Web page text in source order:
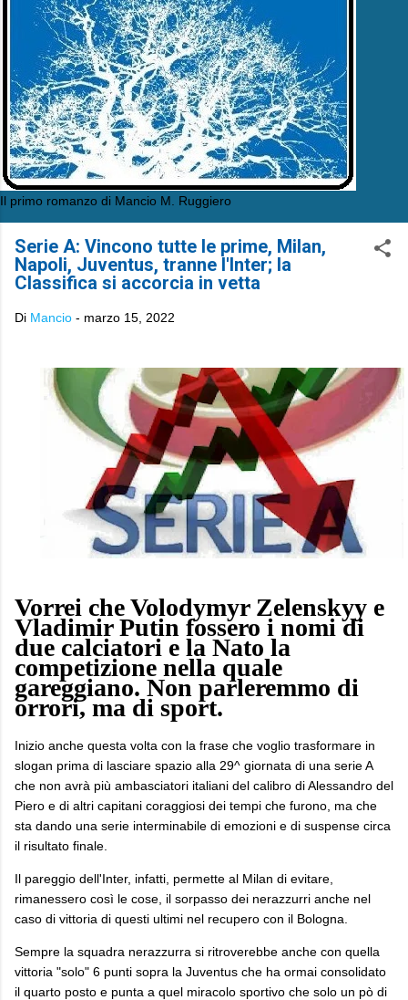
Il primo romanzo di Mancio M. Ruggiero
Serie A: Vincono tutte le prime, Milan,
Napoli, Juventus, tranne l'Inter; la
Classifica si accorcia in vetta
Di Mancio - marzo 15, 2022
Vorrei che Volodymyr Zelenskyy e
Vladimir Putin fossero i nomi di
due calciatori e la Nato la
competizione nella quale
gareggiano. Non parleremmo di
orrori, ma di sport.
Inizio anche questa volta con la frase che voglio trasformare in
slogan prima di lasciare spazio alla 29^ giornata di una serie A
che non avrà più ambasciatori italiani del calibro di Alessandro del
Piero e di altri capitani coraggiosi dei tempi che furono, ma che
sta dando una serie interminabile di emozioni e di suspense circa
il risultato finale.
Il pareggio dell'Inter, infatti, permette al Milan di evitare,
rimanessero così le cose, il sorpasso dei nerazzurri anche nel
caso di vittoria di questi ultimi nel recupero con il Bologna.
Sempre la squadra nerazzurra si ritroverebbe anche con quella
vittoria "solo" 6 punti sopra la Juventus che ha ormai consolidato
il quarto posto e punta a quel miracolo sportivo che solo un pò di